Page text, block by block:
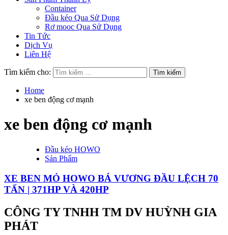
Container
Đầu kéo Qua Sử Dụng
Rơ mooc Qua Sử Dụng
Tin Tức
Dịch Vụ
Liên Hệ
Tìm kiếm cho:
Home
xe ben động cơ mạnh
xe ben động cơ mạnh
Đầu kéo HOWO
Sản Phẩm
XE BEN MỎ HOWO BÁ VƯƠNG ĐẦU LỆCH 70
TẤN | 371HP VÀ 420HP
CÔNG TY TNHH TM DV HUỲNH GIA
PHÁT